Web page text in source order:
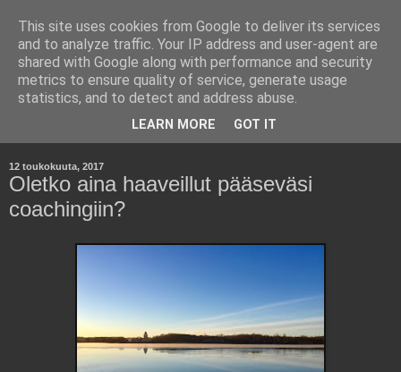
Kara Kuumana -
Johtamisen Jyväsiä
Havaintoja työelämästä ja yritysmaailmasta.
12 toukokuuta, 2017
Oletko aina haaveillut pääseväsi
coachingiin?
This site uses cookies from Google to deliver its services
and to analyze traffic. Your IP address and user-agent are
shared with Google along with performance and security
metrics to ensure quality of service, generate usage
statistics, and to detect and address abuse.
LEARN MORE GOT IT